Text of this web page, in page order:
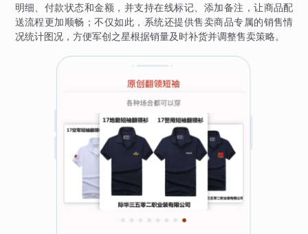
明细、付款状态和金额，并支持在线标记、添加备注，让商品配
送流程更加顺畅；不仅如此，系统还提供售卖商品专属的销售情
况统计图况，方便军创之星根据销量及时补货并调整售卖策略。